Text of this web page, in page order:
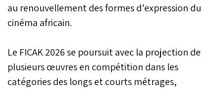
au renouvellement des formes d’expression du
cinéma africain.
Le FICAK 2026 se poursuit avec la projection de
plusieurs œuvres en compétition dans les
catégories des longs et courts métrages,